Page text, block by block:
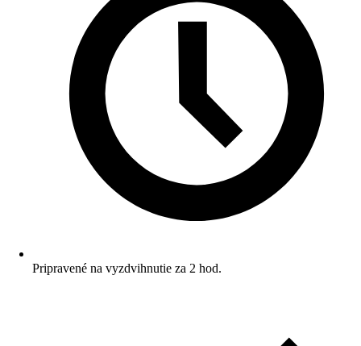
Pripravené na vyzdvihnutie za 2 hod.